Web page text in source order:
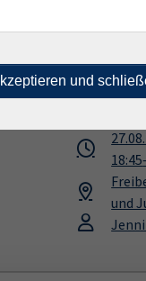
18:45
und
und